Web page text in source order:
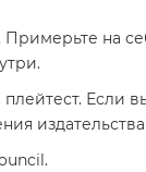
на
Если
издательства